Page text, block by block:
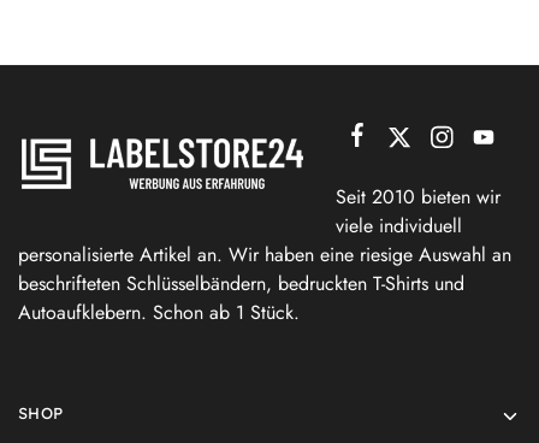
Seit 2010 bieten wir
viele individuell
personalisierte Artikel an. Wir haben eine riesige Auswahl an
beschrifteten Schlüsselbändern, bedruckten T-Shirts und
Autoaufklebern. Schon ab 1 Stück.
SHOP